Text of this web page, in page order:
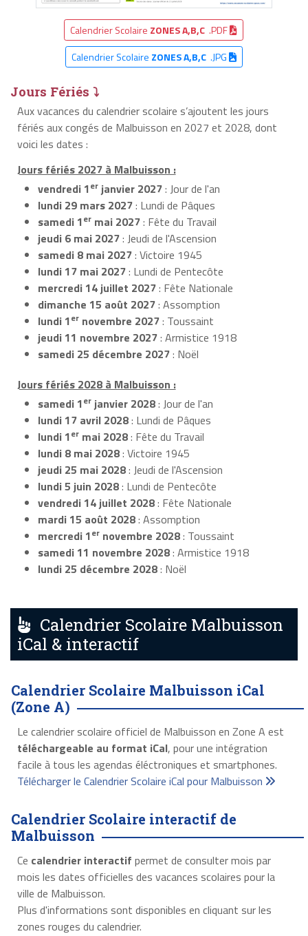
Calendrier Scolaire ZONES A,B,C .PDF
Calendrier Scolaire ZONES A,B,C.JPG
Jours Fériés ⤵
Aux vacances du calendrier scolaire s’ajoutent les jours
fériés aux congés de Malbuisson en 2027 et 2028, dont
voici les dates :
Jours fériés 2027 à Malbuisson :
vendredi 1er janvier 2027: Jour de l'an
lundi 29 mars 2027: Lundi de Pâques
samedi 1er mai 2027: Fête du Travail
jeudi 6 mai 2027: Jeudi de l'Ascension
samedi 8 mai 2027: Victoire 1945
lundi 17 mai 2027: Lundi de Pentecôte
mercredi 14 juillet 2027: Fête Nationale
dimanche 15 août 2027: Assomption
lundi 1er novembre 2027: Toussaint
jeudi 11 novembre 2027: Armistice 1918
samedi 25 décembre 2027: Noël
Jours fériés 2028 à Malbuisson :
samedi 1er janvier 2028: Jour de l'an
lundi 17 avril 2028: Lundi de Pâques
lundi 1er mai 2028: Fête du Travail
lundi 8 mai 2028: Victoire 1945
jeudi 25 mai 2028: Jeudi de l'Ascension
lundi 5 juin 2028: Lundi de Pentecôte
vendredi 14 juillet 2028: Fête Nationale
mardi 15 août 2028: Assomption
mercredi 1er novembre 2028: Toussaint
samedi 11 novembre 2028: Armistice 1918
lundi 25 décembre 2028: Noël
Calendrier Scolaire Malbuisson
iCal & interactif
Calendrier Scolaire Malbuisson iCal
(Zone A)
Le calendrier scolaire officiel de Malbuisson en Zone A est
téléchargeable au format iCal, pour une intégration
facile à tous les agendas éléctroniques et smartphones.
Télécharger le Calendrier Scolaire iCal pour Malbuisson
Calendrier Scolaire interactif de
Malbuisson
Ce calendrier interactif permet de consulter mois par
mois les dates officielles des vacances scolaires pour la
ville de Malbuisson.
Plus d'informations sont disponibles en cliquant sur les
zones rouges du calendrier.